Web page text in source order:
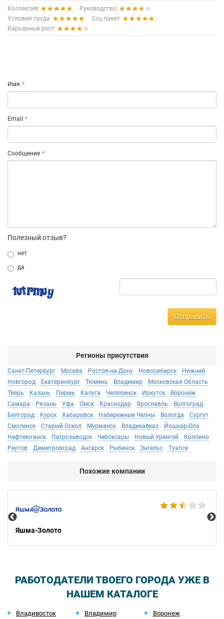
Коллектив:
Руководство:
Условия труда:
Соц.пакет:
Карьерный рост:
Имя
Email
Сообщение
Полезный отзыв?
нет
да
Отправить
Регионы присутствия
Санкт-Петербург Москва Ростов-на-Дону Новосибирск
Нижний
Новгород
Екатеринбург Тюмень Владимир
Московская Область
Тверь
Казань Пермь Калуга Челябинск Иркутск
Воронеж
Самара
Рязань Уфа Омск Краснодар Ярославль
Волгоград
Белгород
Курск Хабаровск Набережные Челны Вологда
Сургут
Смоленск
Старый Оскол Мурманск Владикавказ
Йошкар-Ола
Нефтеюганск
Петрозаводск Чебоксары Новый Уренгой
Колпино
Реутов
Димитровград Ангарск Рыбинск Энгельс Туапсе
Похожие компании
Яшма-Золото
РАБОТОДАТЕЛИ ТВОЕГО ГОРОДА УЖЕ В
НАШЕМ КАТАЛОГЕ
Владивосток Владимир Воронеж